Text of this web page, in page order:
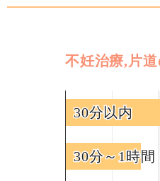
不妊治療,片
30分以内
30分以内
30分～1時間
30分～1時間